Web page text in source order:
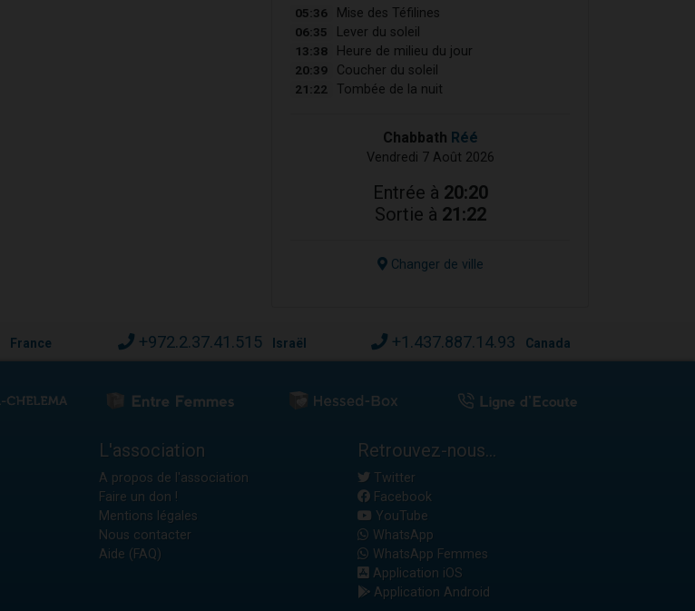
05:36 Mise des Téfilines
06:35 Lever du soleil
13:38 Heure de milieu du jour
20:39 Coucher du soleil
21:22 Tombée de la nuit
Chabbath Réé
Vendredi 7 Août 2026
Entrée à 20:20
Sortie à 21:22
Changer de ville
France +972.2.37.41.515 Israël +1.437.887.14.93 Canada
L'association
A propos de l'association
Faire un don !
Mentions légales
Nous contacter
Aide (FAQ)
Retrouvez-nous...
Twitter
Facebook
YouTube
WhatsApp
WhatsApp Femmes
Application iOS
Application Android